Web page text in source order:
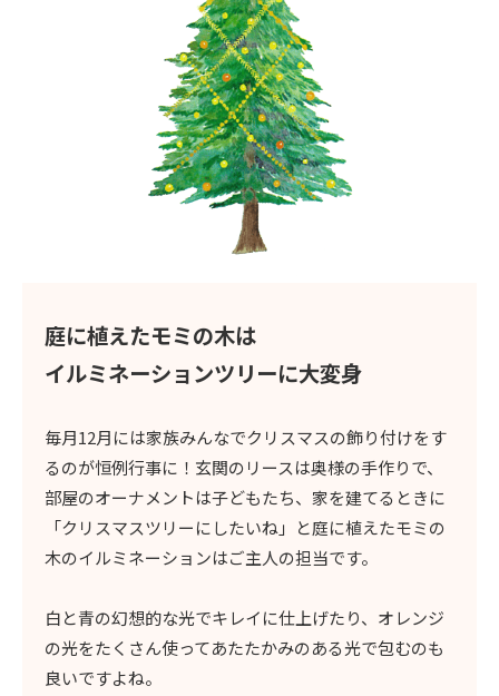
庭に植えたモミの木は
イルミネーションツリーに大変身
毎月12月には家族みんなでクリスマスの飾り付けをす
るのが恒例行事に！玄関のリースは奥様の手作りで、
部屋のオーナメントは子どもたち、家を建てるときに
「クリスマスツリーにしたいね」と庭に植えたモミの
木のイルミネーションはご主人の担当です。
白と青の幻想的な光でキレイに仕上げたり、オレンジ
の光をたくさん使ってあたたかみのある光で包むのも
良いですよね。